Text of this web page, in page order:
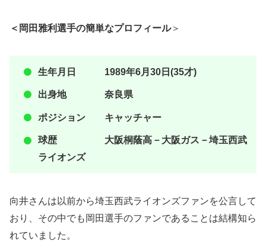
＜岡田雅利選手の簡単なプロフィール＞
生年月日 1989年6月30日(35才)
出身地 奈良県
ポジション キャッチャー
球歴 大阪桐蔭高－大阪ガス－埼玉西武
ライオンズ
向井さんは以前から埼玉西武ライオンズファンを公言して
おり、その中でも岡田選手のファンであることは結構知ら
れていました。